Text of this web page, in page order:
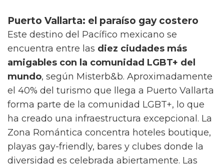
Puerto Vallarta: el paraíso gay costero
Este destino del Pacífico mexicano se
encuentra entre las diez ciudades más
amigables con la comunidad LGBT+ del
mundo, según Misterb&b. Aproximadamente
el 40% del turismo que llega a Puerto Vallarta
forma parte de la comunidad LGBT+, lo que
ha creado una infraestructura excepcional. La
Zona Romántica concentra hoteles boutique,
playas gay-friendly, bares y clubes donde la
diversidad es celebrada abiertamente. Las